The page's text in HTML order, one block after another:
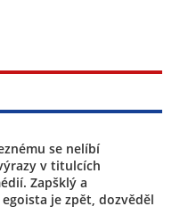
se nelíbí
v titulcích
Zapšklý a
je zpět, dozvěděl